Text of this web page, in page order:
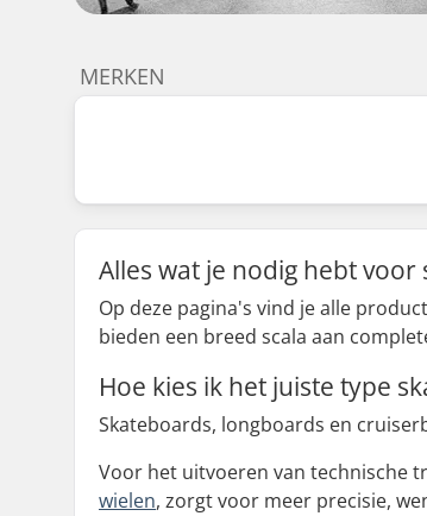
MERKEN
Alles wat je nodig hebt
Op deze pagina's vind je alle
bieden een breed scala aan
Hoe kies ik het juiste type
Skateboards, longboards en
Voor het uitvoeren van technische
wielen, zorgt voor meer precisie,